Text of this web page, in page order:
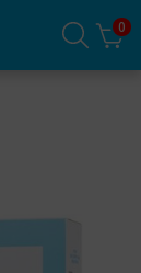
0